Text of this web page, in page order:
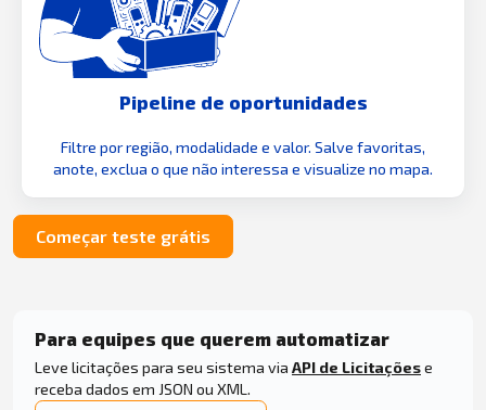
Pipeline de oportunidades
Filtre por região, modalidade e valor. Salve favoritas,
anote, exclua o que não interessa e visualize no mapa.
Começar teste grátis
Para equipes que querem automatizar
Leve licitações para seu sistema via API de Licitaçõese
receba dados em JSON ou XML.